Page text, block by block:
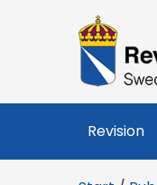
R
e
v
i
Revision